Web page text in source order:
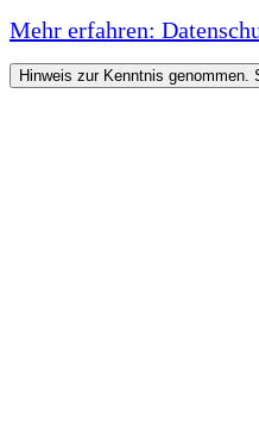
Mehr erfahren:
Hinweis zur Kenntnis genommen.